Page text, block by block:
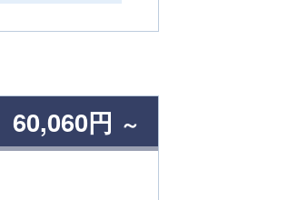
60,060円 ～